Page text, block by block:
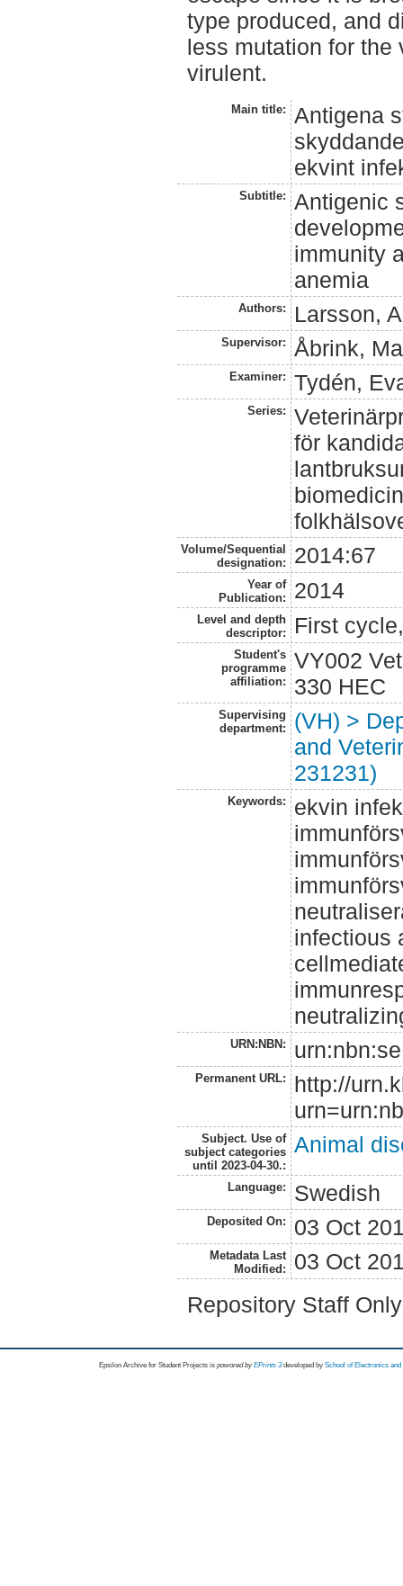
type produced, and
less mutation for the
virulent.
Main title:
Antigena
ekvint
Subtitle:
Antigenic
immunity
anemia
Authors: Larsson,
Supervisor: Åbrink,
Examiner: Tydén,
Series:
för
Volume/Sequential
designation:
2014:67
Year of
Publication:
2014
Level and depth
descriptor:
First
Student's
programme
affiliation:
VY002
330 HEC
Supervising
department:
(VH) >
and
231231)
Keywords:
ekvin
infectious
URN:NBN:
Permanent URL:
http://
Subject. Use of
subject categories
until 2023-04-30.:
Animal
Language: Swedish
Deposited On: 03 Oct
Metadata Last
Modified:
03 Oct
Repository Staff
Epsilon Archive for Student Projects is powored byEPrints 3 developed by School of Electronics